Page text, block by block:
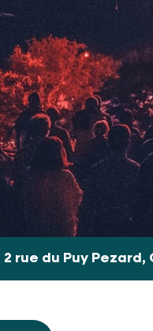
2 rue du Puy Pezard,